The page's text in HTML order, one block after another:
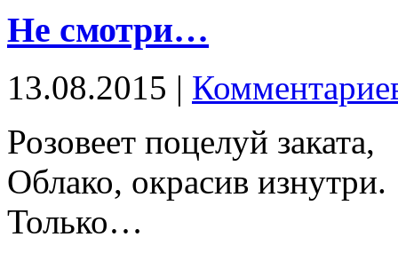
Не смотри…
13.08.2015 |
Розовеет поцелуй заката,
Облако, окрасив изнутри.
Только…